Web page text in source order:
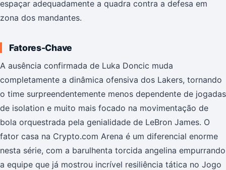
espaçar adequadamente a quadra contra a defesa em
zona dos mandantes.
Fatores-Chave
A ausência confirmada de Luka Doncic muda
completamente a dinâmica ofensiva dos Lakers, tornando
o time surpreendentemente menos dependente de jogadas
de isolation e muito mais focado na movimentação de
bola orquestrada pela genialidade de LeBron James. O
fator casa na Crypto.com Arena é um diferencial enorme
nesta série, com a barulhenta torcida angelina empurrando
a equipe que já mostrou incrível resiliência tática no Jogo